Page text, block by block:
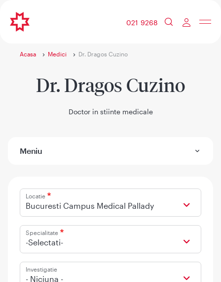
021 9268
Acasa Medici Dr. Dragos Cuzino
Dr. Dragos Cuzino
Doctor in stiinte medicale
Meniu
Locatie
Bucuresti Campus Medical Pallady
Specialitate
-Selectati-
Investigatie
- Niciuna -